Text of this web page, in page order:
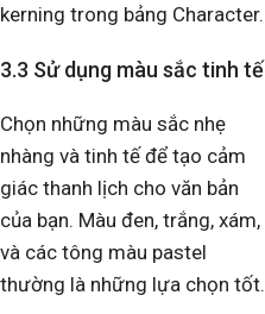
kerning trong bảng Character.
3.3 Sử dụng màu sắc tinh tế
Chọn những màu sắc nhẹ
nhàng và tinh tế để tạo cảm
giác thanh lịch cho văn bản
của bạn. Màu đen, trắng, xám,
và các tông màu pastel
thường là những lựa chọn tốt.